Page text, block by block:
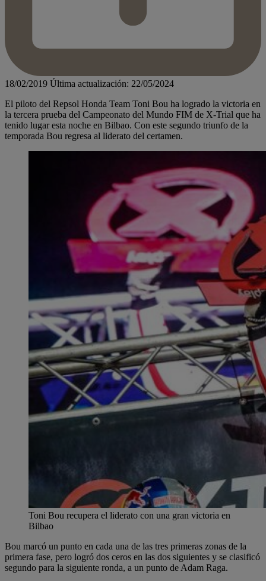
18/02/2019 Última actualización: 22/05/2024
El piloto del Repsol Honda Team Toni Bou ha logrado la victoria en
la tercera prueba del Campeonato del Mundo FIM de X-Trial que ha
tenido lugar esta noche en Bilbao. Con este segundo triunfo de la
temporada Bou regresa al liderato del certamen.
Toni Bou recupera el liderato con una gran victoria en
Bilbao
Bou marcó un punto en cada una de las tres primeras zonas de la
primera fase, pero logró dos ceros en las dos siguientes y se clasificó
segundo para la siguiente ronda, a un punto de Adam Raga.